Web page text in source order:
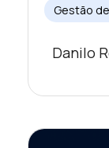
Gestão
Danilo